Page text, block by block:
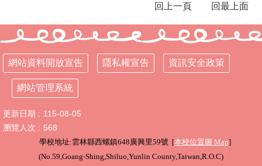
縣
府
訪
視
區
Version
課
回上一頁 回最上面
網站資料開放宣告 隱私權宣告 資訊安全政策
網站管理系統
更新日期
115-08-05
瀏覽人次
568
學校地址:雲林縣西螺鎮648廣興里59號 [本校位置圖 Map]
(No.59,Goang-Shing,Shiluo,Yunlin County,Taiwan,R.O.C)